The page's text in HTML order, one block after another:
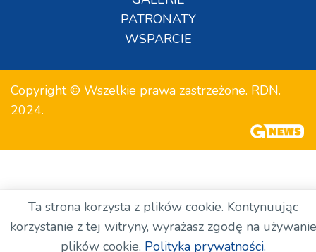
PATRONATY
WSPARCIE
Copyright © Wszelkie prawa zastrzeżone. RDN.
2024.
Ta strona korzysta z plików cookie. Kontynuując
korzystanie z tej witryny, wyrażasz zgodę na używanie
plików cookie. Polityka prywatności.